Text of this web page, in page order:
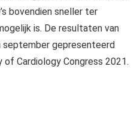
bovendien sneller ter
is. De resultaten van
september gepresenteerd
Cardiology Congress 2021.